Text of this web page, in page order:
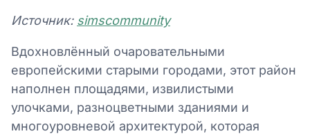
Источник: simscommunity
Вдохновлённый очаровательными
европейскими старыми городами, этот район
наполнен площадями, извилистыми
улочками, разноцветными зданиями и
многоуровневой архитектурой, которая